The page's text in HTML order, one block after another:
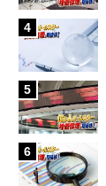
4
5
6